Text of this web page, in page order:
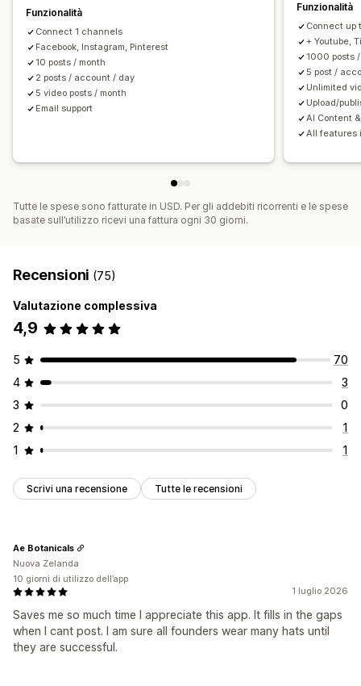
Funzionalità
Connect 1 channels
Facebook, Instagram, Pinterest
10 posts / month
2 posts / account / day
5 video posts / month
Email support
Funzionalità
Connect up
+ Youtube,
1000 posts
5 post /
Unlimited
Upload/
AI Content
All features
Tutte le spese sono fatturate in USD. Per gli addebiti ricorrenti e le spese
basate sull’utilizzo ricevi una fattura ogni 30 giorni.
Recensioni (75)
Valutazione complessiva
4,9
5
70
4
3
3
0
2
1
1
1
Scrivi una recensione Tutte le recensioni
1 luglio 2026
Saves me so much time I appreciate this app. It fills in the gaps
when I cant post. I am sure all founders wear many hats until
they are successful.
Ae Botanicals
Nuova Zelanda
10 giorni di utilizzo dell’app